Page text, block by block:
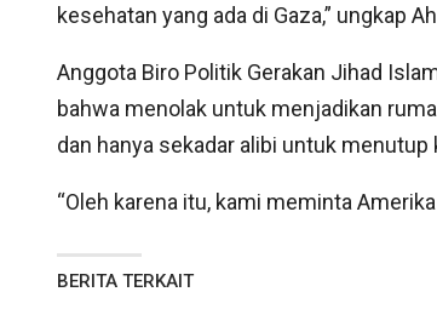
kesehatan yang ada di Gaza,” ungkap
Anggota Biro Politik Gerakan Jihad
bahwa menolak untuk menjadikan
dan hanya sekadar alibi untuk
“Oleh karena itu, kami meminta
BERITA TERKAIT